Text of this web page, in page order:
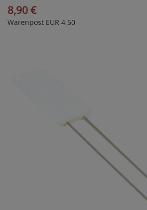
8,90 €
Warenpost EUR 4,50